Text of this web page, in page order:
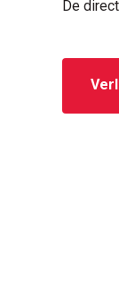
De